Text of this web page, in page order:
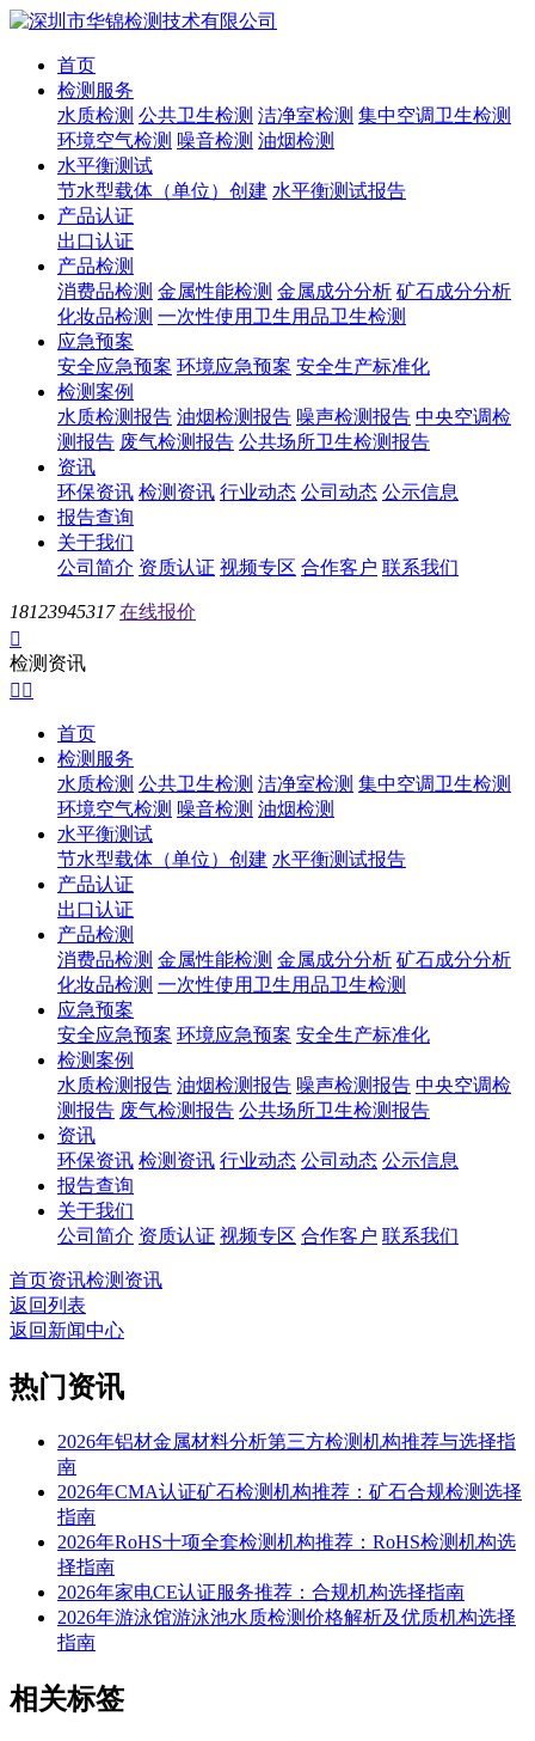
首页
检测服务
水质检测 公共卫生检测 洁净室检测 集中空调卫生检测
环境空气检测 噪音检测 油烟检测
水平衡测试
节水型载体（单位）创建 水平衡测试报告
产品认证
出口认证
产品检测
消费品检测 金属性能检测 金属成分分析 矿石成分分析
化妆品检测 一次性使用卫生用品卫生检测
应急预案
安全应急预案 环境应急预案 安全生产标准化
检测案例
水质检测报告 油烟检测报告 噪声检测报告 中央空调检
测报告 废气检测报告 公共场所卫生检测报告
资讯
环保资讯 检测资讯 行业动态 公司动态 公示信息
报告查询
关于我们
公司简介 资质认证 视频专区 合作客户 联系我们
18123945317 在线报价

检测资讯
 
首页
检测服务
水质检测 公共卫生检测 洁净室检测 集中空调卫生检测
环境空气检测 噪音检测 油烟检测
水平衡测试
节水型载体（单位）创建 水平衡测试报告
产品认证
出口认证
产品检测
消费品检测 金属性能检测 金属成分分析 矿石成分分析
化妆品检测 一次性使用卫生用品卫生检测
应急预案
安全应急预案 环境应急预案 安全生产标准化
检测案例
水质检测报告 油烟检测报告 噪声检测报告 中央空调检
测报告 废气检测报告 公共场所卫生检测报告
资讯
环保资讯 检测资讯 行业动态 公司动态 公示信息
报告查询
关于我们
公司简介 资质认证 视频专区 合作客户 联系我们
首页资讯检测资讯
返回列表
返回新闻中心
热门资讯
2026年铝材金属材料分析第三方检测机构推荐与选择指
南
2026年CMA认证矿石检测机构推荐：矿石合规检测选择
指南
2026年RoHS十项全套检测机构推荐：RoHS检测机构选
择指南
2026年家电CE认证服务推荐：合规机构选择指南
2026年游泳馆游泳池水质检测价格解析及优质机构选择
指南
相关标签